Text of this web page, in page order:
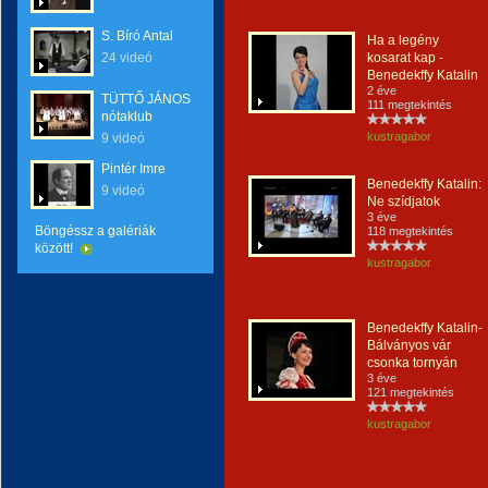
S. Bíró Antal
24 videó
TÜTTŐ JÁNOS
nótaklub
9 videó
Pintér Imre
9 videó
Böngéssz a galériák
között!
Ha a legény
kosarat kap -
Benedekffy Katalin
2 éve
111 megtekintés
kustragabor
Benedekffy Katalin:
Ne szídjatok
3 éve
118 megtekintés
kustragabor
Benedekffy Katalin-
Bálványos vár
csonka tornyán
3 éve
121 megtekintés
kustragabor